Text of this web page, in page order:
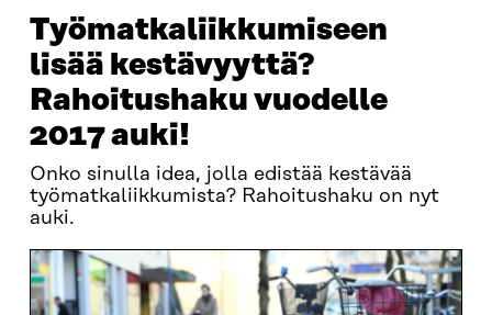
Työmatkaliikku­miseen
lisää kestävyyttä?
Rahoitushaku vuodelle
2017 auki!
Onko sinulla idea, jolla edistää kestävää
työmatkaliikkumista? Rahoitushaku on nyt
auki.